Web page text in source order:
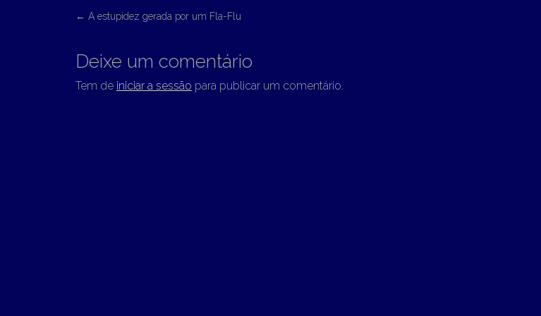
P
s
t
← A estupidez gerada por um Fla-Flu
Deixe um comentário
Tem de iniciar a sessão para publicar um comentário.